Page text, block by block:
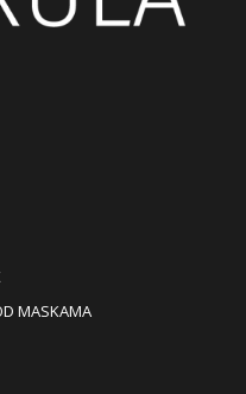
MASKAMA